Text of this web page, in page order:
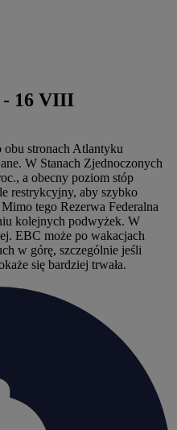
16 VIII
stronach Atlantyku
W Stanach Zjednoczonych
a obecny poziom stóp
restrykcyjny, aby szybko
tego Rezerwa Federalna
kolejnych podwyżek. W
EBC może po wakacjach
w górę, szczególnie jeśli
się bardziej trwała.